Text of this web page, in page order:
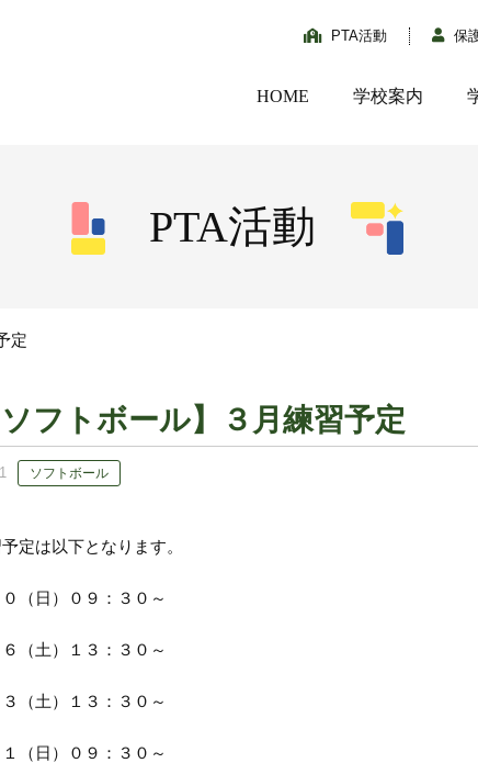
PTA活動 保
HOME 学校案内
PTA活動
定
ソフトボール】３月練習予定
ソフトボール
定は以下となります。
（日）０９：３０～
（土）１３：３０～
（土）１３：３０～
（日）０９：３０～